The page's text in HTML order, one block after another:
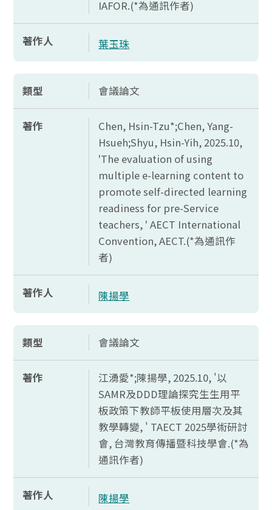
IAFOR.(*為通訊作者)
著作人 葉玉珠
類型 會議論文
著作
Chen, Hsin-Tzu*;Chen, Yang-
Hsueh;Shyu, Hsin-Yih, 2025.10,
'The evaluation of using
multiple e-learning content to
promote self-directed learning
readiness for pre-Service
teachers, ' AECT International
Convention, AECT.(*為通訊作
者)
著作人 陳揚學
類型 會議論文
著作
江湧愛*;陳揚學, 2025.10, '以
SAMR及DDD理論探究生生用平
板政策下教師平板使用層次及其
教學轉變, ' TAECT 2025學術研討
會, 台灣教育傳播暨科技學會.(*為
通訊作者)
著作人 陳揚學